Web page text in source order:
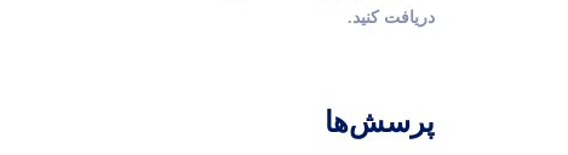
دریافت کنید.
پرسش‌ها